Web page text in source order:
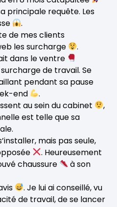
principale requête. Les
.
de mes clients
les surcharge
.
dans le ventre
de travail. Se
pendant sa pause
end
.
au sein du cabinet
,
est telle que sa
mais pas seule,
. Heureusement
chaussure
à son
. Je lui ai conseillé, vu
de travail, de se lancer